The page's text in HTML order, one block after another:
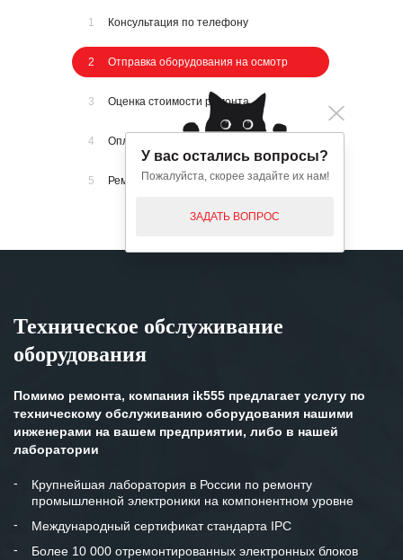
1 Консультация по телефону
2 Отправка оборудования на осмотр
3 Оценка стоимости ремонта
4 Оплата счета
5 Ремонт и отправка оборудования
Техническое обслуживание
оборудования
Помимо ремонта, компания ik555 предлагает услугу по
техническому обслуживанию оборудования нашими
инженерами на вашем предприятии, либо в нашей
лаборатории
Крупнейшая лаборатория в России по ремонту
промышленной электроники на компонентном уровне
Международный сертификат стандарта IPC
Более 10 000 отремонтированных электронных блоков
У вас остались вопросы?
Пожалуйста, скорее задайте их нам!
ЗАДАТЬ ВОПРОС